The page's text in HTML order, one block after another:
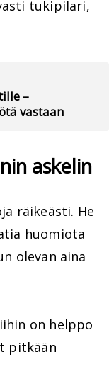
tukipilari,
–
vastaan
askelin
räikeästi. He
huomiota
olevan aina
on helppo
pitkään